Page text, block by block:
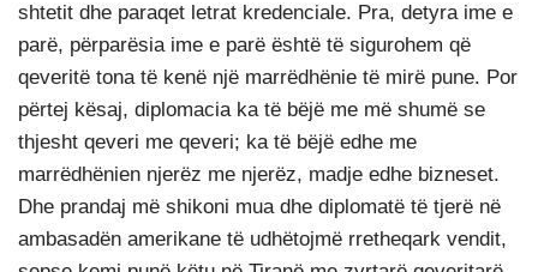
shtetit dhe paraqet letrat kredenciale. Pra, detyra ime e
parë, përparësia ime e parë është të sigurohem që
qeveritë tona të kenë një marrëdhënie të mirë pune. Por
përtej kësaj, diplomacia ka të bëjë me më shumë se
thjesht qeveri me qeveri; ka të bëjë edhe me
marrëdhënien njerëz me njerëz, madje edhe bizneset.
Dhe prandaj më shikoni mua dhe diplomatë të tjerë në
ambasadën amerikane të udhëtojmë rretheqark vendit,